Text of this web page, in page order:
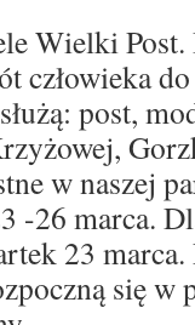
Wielki
człowieka
post,
w naszej
-26 marca.
23
się w